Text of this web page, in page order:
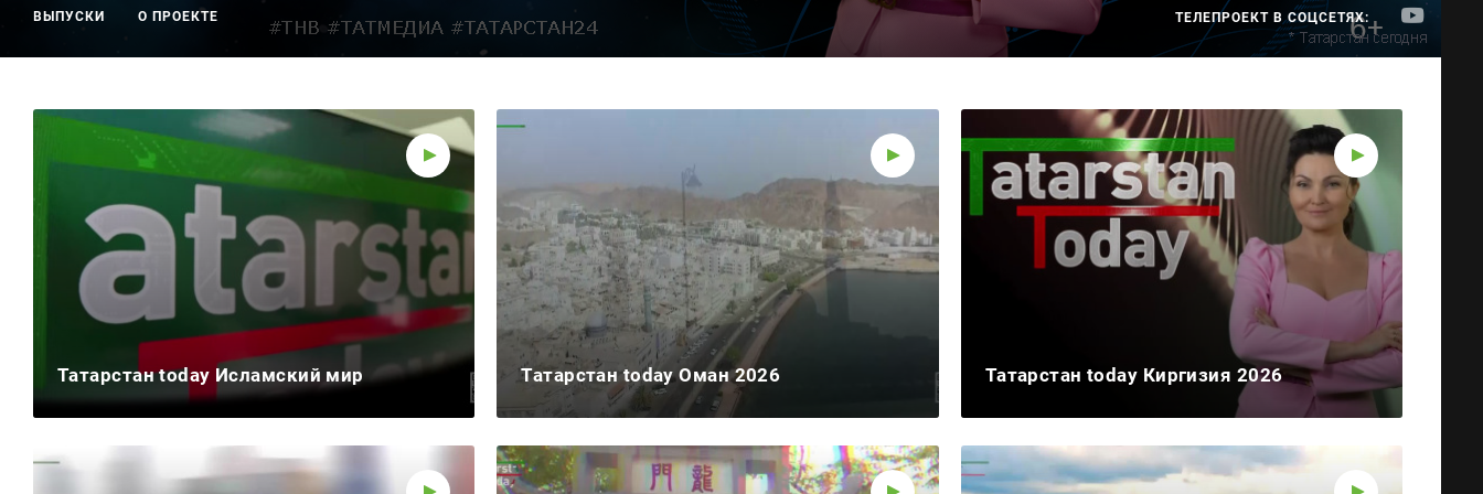
Сюжеты
Телепроекты
Телепрограмма
ТНВ-Татарстан
ТНВ-Планета
ВЫПУСКИ О ПРОЕКТЕ ТЕЛЕПРОЕКТ В СОЦСЕТЯХ:
Татарстан today Исламский мир Татарстан today Оман 2026 Татарстан today Киргизия 2026